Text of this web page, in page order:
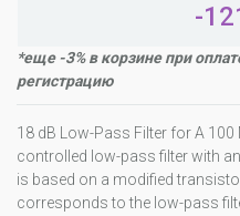
-
*еще -3% в корзине при
регистрацию
18 dB Low-Pass Filter for A
controlled low-pass filter with
is based on a modified
corresponds to the low-pass